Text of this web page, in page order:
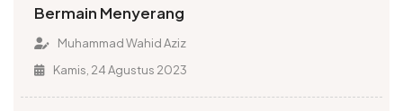
Bermain Menyerang
Muhammad Wahid Aziz
Kamis, 24 Agustus 2023